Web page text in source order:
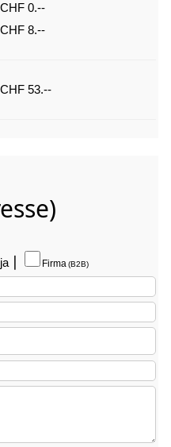
CHF 0.--
CHF 8.--
CHF 53.--
ja Firma(B2B)